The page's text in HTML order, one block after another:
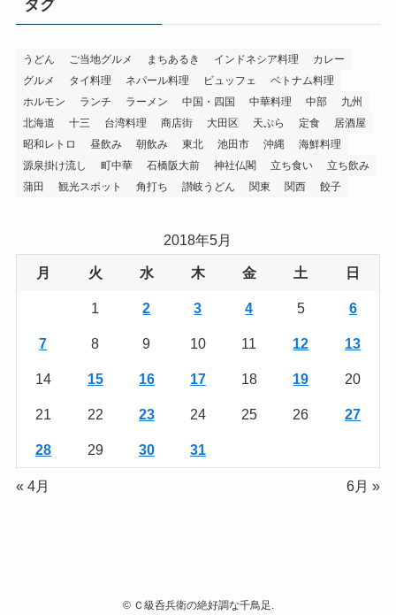
タグ
うどん ご当地グルメ まちあるき インドネシア料理
カレー
グルメ
タイ料理 ネパール料理 ビュッフェ
ベトナム料理
ホルモン
ランチ ラーメン 中国・四国 中華料理 中部
九州
北海道
十三 台湾料理 商店街 大田区 天ぷら 定食
居酒屋
昭和レトロ
昼飲み 朝飲み 東北 池田市 沖縄
海鮮料理
源泉掛け流し
町中華 石橋阪大前 神社仏閣 立ち食い
立ち飲み
蒲田
観光スポット 角打ち 讃岐うどん 関東 関西 餃子
2018年5月
月 火 水 木 金 土 日
1 2 3 4 5 6
7 8 9 10 11 12 13
14 15 16 17 18 19 20
21 22 23 24 25 26 27
28 29 30 31
« 4月 6月 »
©Ｃ級呑兵衛の絶好調な千鳥足.